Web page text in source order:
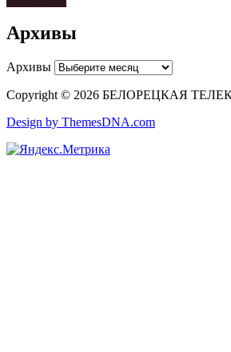
Архивы
Архивы
Copyright © 2026 БЕЛОРЕЦКАЯ
Design by ThemesDNA.com